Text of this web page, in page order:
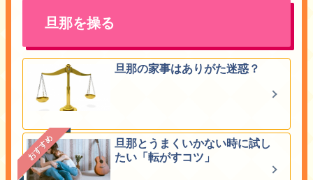
旦那を操る
旦那の家事はありがた迷惑？
おすすめ
旦那とうまくいかない時に試し
たい「転がすコツ」